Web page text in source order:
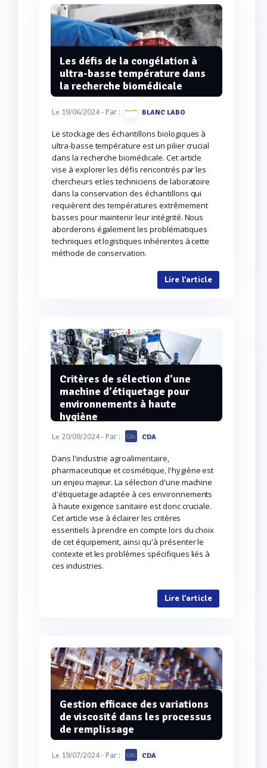
Les défis de la congélation à
ultra-basse température dans
la recherche biomédicale
Le 19/06/2024- Par : BLANC LABO
Le stockage des échantillons biologiques à
ultra-basse température est un pilier crucial
dans la recherche biomédicale. Cet article
vise à explorer les défis rencontrés par les
chercheurs et les techniciens de laboratoire
dans la conservation des échantillons qui
requièrent des températures extrêmement
basses pour maintenir leur intégrité. Nous
aborderons également les problématiques
techniques et logistiques inhérentes à cette
méthode de conservation.
Lire l'article
Critères de sélection d'une
machine d'étiquetage pour
environnements à haute
hygiène
Le 20/09/2024- Par : CDA
Dans l'industrie agroalimentaire,
pharmaceutique et cosmétique, l'hygiène est
un enjeu majeur. La sélection d'une machine
d'étiquetage adaptée à ces environnements
à haute exigence sanitaire est donc cruciale.
Cet article vise à éclairer les critères
essentiels à prendre en compte lors du choix
de cet équipement, ainsi qu'à présenter le
contexte et les problèmes spécifiques liés à
ces industries.
Lire l'article
Gestion efficace des variations
de viscosité dans les processus
de remplissage
Le 19/07/2024- Par : CDA